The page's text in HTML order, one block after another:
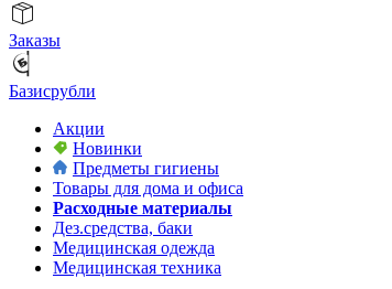
Заказы
Базисрубли
Акции
Новинки
Предметы гигиены
Товары для дома и офиса
Расходные материалы
Дез.средства, баки
Медицинская одежда
Медицинская техника